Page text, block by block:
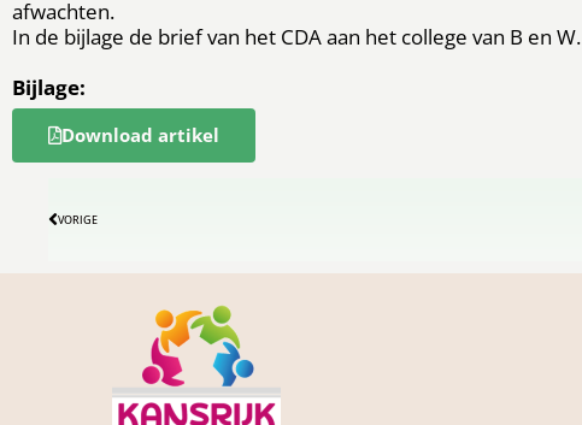
afwachten.
In de bijlage de brief van het CDA aan het college van B en W.
Bijlage:
Download artikel
VORIGE